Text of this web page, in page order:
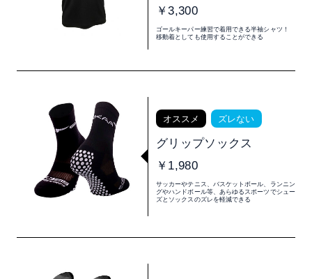
￥3,300
ゴールキーパー練習で着用できる半袖シャツ！
移動着としても使用することができる
オススメ ズレない
グリップソックス
￥1,980
サッカーやテニス、バスケットボール、ランニン
グやハンドボール等、あらゆるスポーツでシュー
ズとソックスのズレを軽減できる